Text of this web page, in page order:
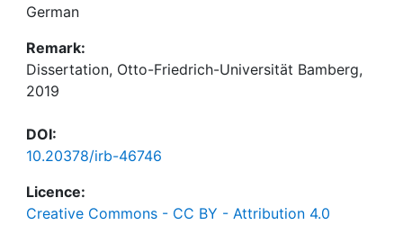
German
Remark:
Dissertation, Otto-Friedrich-Universität Bamberg,
2019
DOI:
10.20378/irb-46746
Licence:
Creative Commons - CC BY - Attribution 4.0